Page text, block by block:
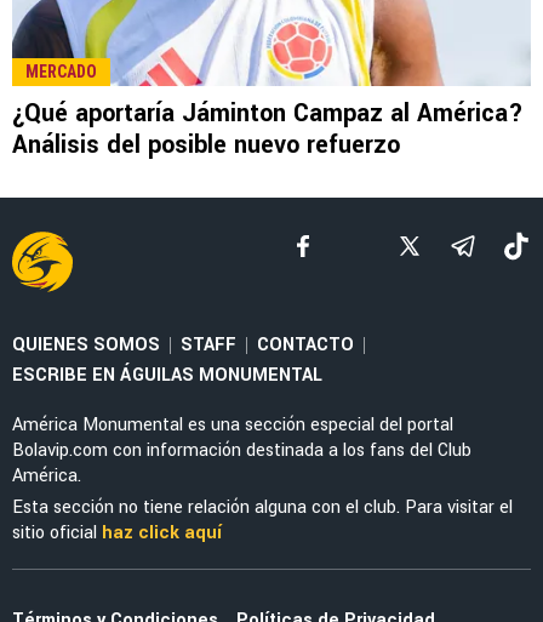
LEE TAMBIÉN
MERCADO
El enorme esfuerzo que está haciendo
Jáminton Campaz para llegar al América